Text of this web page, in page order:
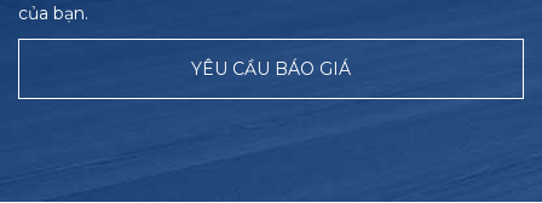
của bạn.
YÊU CẦU BÁO GIÁ